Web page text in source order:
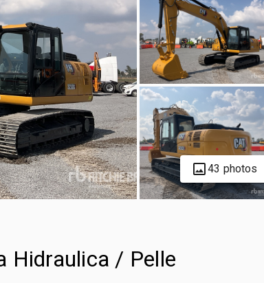
43 photos
Hidraulica / Pelle